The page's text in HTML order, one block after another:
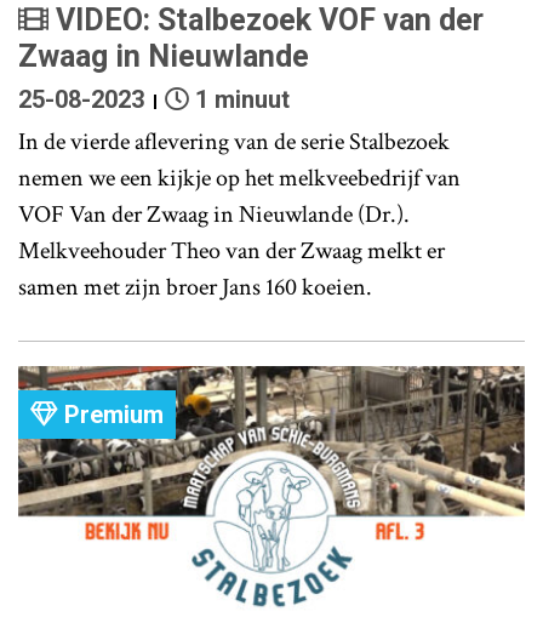
VIDEO: Stalbezoek VOF van der
Zwaag in Nieuwlande
25-08-2023 1 minuut
In de vierde aflevering van de serie Stalbezoek
nemen we een kijkje op het melkveebedrijf van
VOF Van der Zwaag in Nieuwlande (Dr.).
Melkveehouder Theo van der Zwaag melkt er
samen met zijn broer Jans 160 koeien.
Premium